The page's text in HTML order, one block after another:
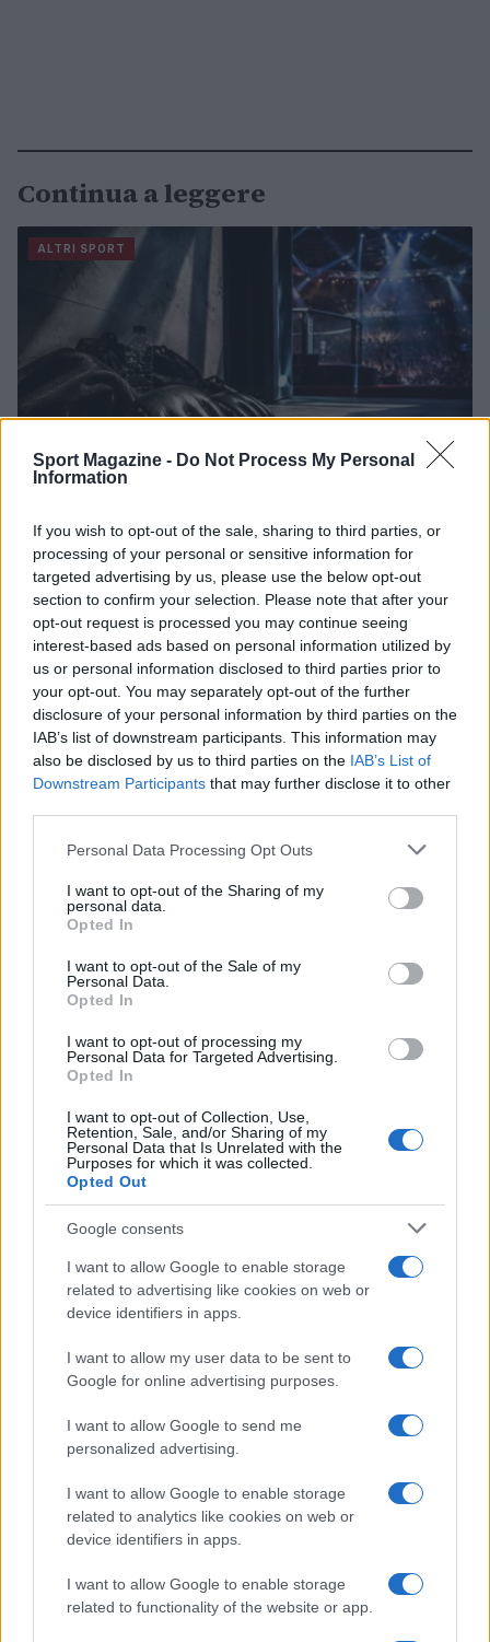
Sport Magazine - Do Not Process My Personal
Information
If you wish to opt-out of the sale, sharing to third parties, or
processing of your personal or sensitive information for
targeted advertising by us, please use the below opt-out
section to confirm your selection. Please note that after your
opt-out request is processed you may continue seeing
interest-based ads based on personal information utilized by
us or personal information disclosed to third parties prior to
your opt-out. You may separately opt-out of the further
disclosure of your personal information by third parties on the
IAB’s list of downstream participants. This information may
also be disclosed by us to third parties on the IAB’s List of
Downstream Participants that may further disclose it to other
Please note that this website/app uses one or more Google
not limited to your visit or usage behaviour. You may click to
grant or deny consent to Google and its third-party tags to
use your data for below specified purposes in below Google
consent section.
Personal Data Processing Opt Outs
I want to opt-out of the Sharing of my
personal data.
Opted In
I want to opt-out of the Sale of my
Personal Data.
Opted In
I want to opt-out of processing my
Personal Data for Targeted Advertising.
Opted In
I want to opt-out of Collection, Use,
Retention, Sale, and/or Sharing of my
Personal Data that Is Unrelated with the
Purposes for which it was collected.
Opted Out
Google consents
I want to allow Google to enable storage
related to advertising like cookies on web or
device identifiers in apps.
I want to allow my user data to be sent to
Google for online advertising purposes.
I want to allow Google to send me
personalized advertising.
I want to allow Google to enable storage
related to analytics like cookies on web or
device identifiers in apps.
I want to allow Google to enable storage
related to functionality of the website or app.
Continua a leggere
ALTRI SPORT
UFC Fight Night 284: Analisi e pronostici per il main
event Gamrot vs. Salkilld
Francesca Lombardi · 9 Ago 2026
ALTRI SPORT
triangolare di Urbino
Andrea Conforti · 8 Ago 2026
ALTRI SPORT
Controparete nel padel: tecniche e consigli per
eseguirla al meglio
PIÙ LETTI
Europei degli sport acquatici, ciclismo e tennis: il
Lara Gut: stipendio e patrimonio della sciatrice